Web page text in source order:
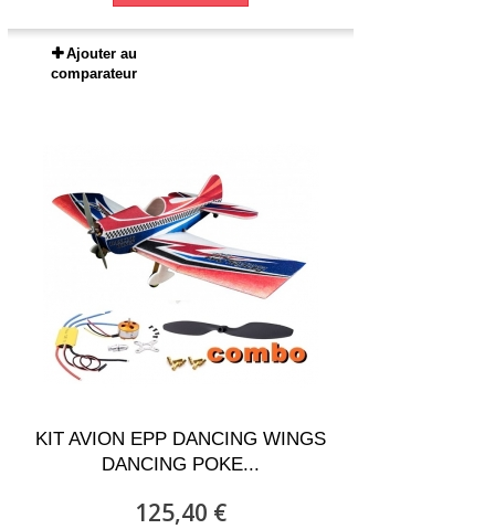
Ajouter au
comparateur
KIT AVION EPP DANCING WINGS
DANCING POKE...
125,40 €